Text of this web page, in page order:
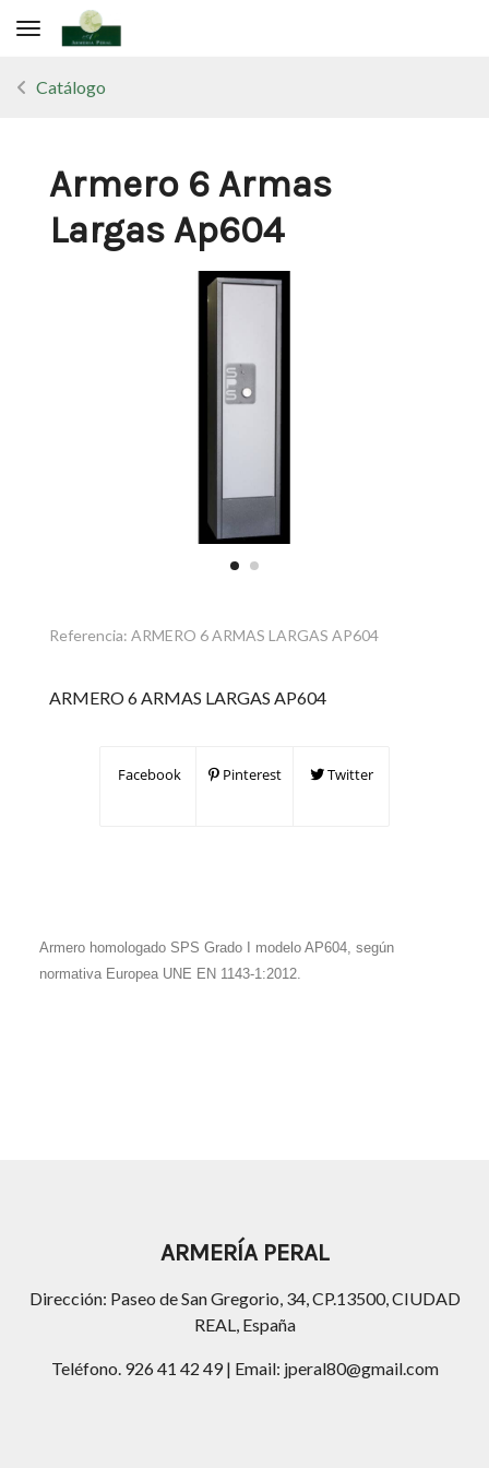
Toggle navigation
Catálogo
Armero 6 Armas
Largas Ap604
Referencia: ARMERO 6 ARMAS LARGAS AP604
ARMERO 6 ARMAS LARGAS AP604
Facebook Pinterest Twitter
Armero homologado SPS Grado I modelo AP604, según
normativa Europea UNE EN 1143-1:2012.
ARMERÍA PERAL
Dirección: Paseo de San Gregorio, 34, CP.13500, CIUDAD
REAL, España
Teléfono. 926 41 42 49 | Email: jperal80@gmail.com